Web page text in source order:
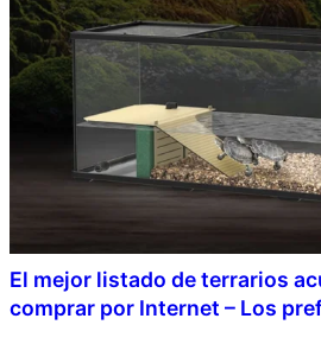
El mejor listado de terrarios
comprar por Internet – Los